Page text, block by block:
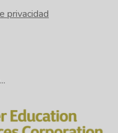
privacidad